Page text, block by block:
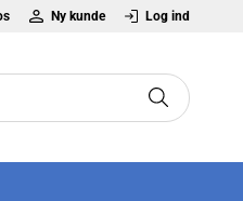
Ny kunde Log ind